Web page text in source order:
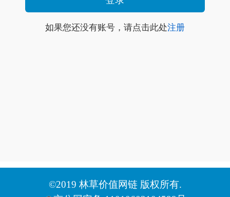
如果您还没有账号，请点击此处注册
©2019 林草价值网链 版权所有.